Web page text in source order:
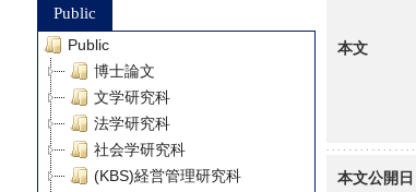
Public
Public
博士論文
文学研究科
法学研究科
社会学研究科
(KBS)経営管理研究科
本文
本文公開日